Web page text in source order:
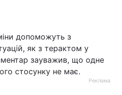
допоможуть з
як з терактом у
зауважив, що одне
стосунку не має.
Реклама